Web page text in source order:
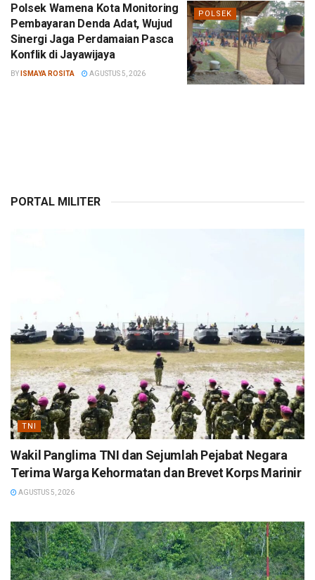
POLSEK
Polsek Wamena Kota Monitoring
Pembayaran Denda Adat, Wujud
Sinergi Jaga Perdamaian Pasca
Konflik di Jayawijaya
BY ISMAYA ROSITA AGUSTUS 5, 2026
PORTAL MILITER
TNI
Wakil Panglima TNI dan Sejumlah Pejabat Negara
Terima Warga Kehormatan dan Brevet Korps Marinir
AGUSTUS 5, 2026